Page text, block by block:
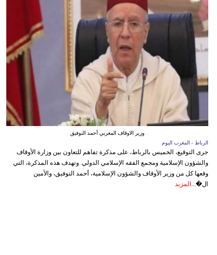
وزير الاوقاف المغربي أحمد التوفيق
الرباط - المغرب اليوم
جرى التوقيع، الخميس بالرباط، على مذكرة تفاهم للتعاون بين وزارة الأوقاف
والشؤون الإسلامية ومجمع الفقه الإسلامي الدولي. وتهدف هذه المذكرة، التي
وقعها كل من وزير الأوقاف والشؤون الإسلامية، أحمد التوفيق، والأمين
ال�... المزيد